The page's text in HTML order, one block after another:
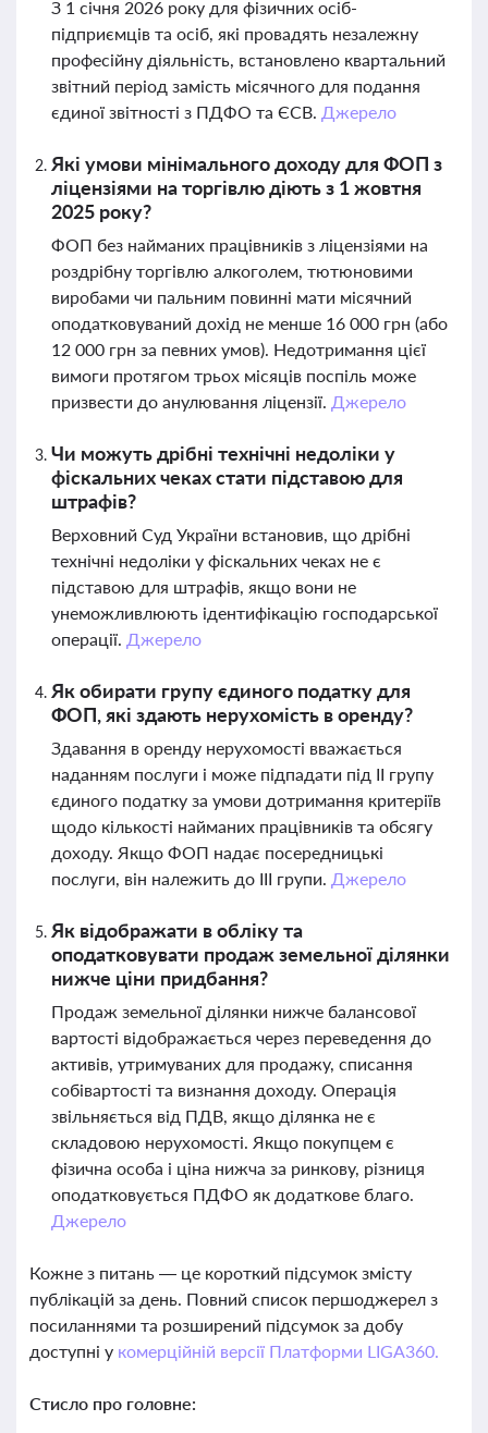
З 1 січня 2026 року для фізичних осіб-
підприємців та осіб, які провадять незалежну
професійну діяльність, встановлено квартальний
звітний період замість місячного для подання
єдиної звітності з ПДФО та ЄСВ. Джерело
Які умови мінімального доходу для ФОП з
ліцензіями на торгівлю діють з 1 жовтня
2025 року?
ФОП без найманих працівників з ліцензіями на
роздрібну торгівлю алкоголем, тютюновими
виробами чи пальним повинні мати місячний
оподатковуваний дохід не менше 16 000 грн (або
12 000 грн за певних умов). Недотримання цієї
вимоги протягом трьох місяців поспіль може
призвести до анулювання ліцензії. Джерело
Чи можуть дрібні технічні недоліки у
фіскальних чеках стати підставою для
штрафів?
Верховний Суд України встановив, що дрібні
технічні недоліки у фіскальних чеках не є
підставою для штрафів, якщо вони не
унеможливлюють ідентифікацію господарської
операції. Джерело
Як обирати групу єдиного податку для
ФОП, які здають нерухомість в оренду?
Здавання в оренду нерухомості вважається
наданням послуги і може підпадати під ІІ групу
єдиного податку за умови дотримання критеріїв
щодо кількості найманих працівників та обсягу
доходу. Якщо ФОП надає посередницькі
послуги, він належить до ІІІ групи. Джерело
Як відображати в обліку та
оподатковувати продаж земельної ділянки
нижче ціни придбання?
Продаж земельної ділянки нижче балансової
вартості відображається через переведення до
активів, утримуваних для продажу, списання
собівартості та визнання доходу. Операція
звільняється від ПДВ, якщо ділянка не є
складовою нерухомості. Якщо покупцем є
фізична особа і ціна нижча за ринкову, різниця
оподатковується ПДФО як додаткове благо.
Джерело
Кожне з питань — це короткий підсумок змісту
публікацій за день. Повний список першоджерел з
посиланнями та розширений підсумок за добу
доступні у комерційній версії Платформи LIGA360.
Стисло про головне: